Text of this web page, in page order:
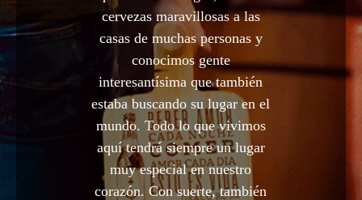
cervezas maravillosas a las
casas de muchas personas y
conocimos gente
interesantísima que también
estaba buscando su lugar en el
mundo. Todo lo que vivimos
aquí tendrá siempre un lugar
muy especial en nuestro
corazón. Con suerte, también